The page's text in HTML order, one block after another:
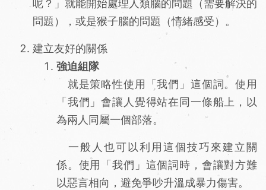
呢？」就能開始處理人類腦的問題（需要解決的
問題），或是猴子腦的問題（情緒感受）。
建立友好的關係
強迫組隊
就是策略性使用「我們」這個詞。使用
「我們」會讓人覺得站在同一條船上，以
為兩人同屬一個部落。
一般人也可以利用這個技巧來建立關
係。使用「我們」這個詞時，會讓對方難
以惡言相向，避免爭吵升溫成暴力傷害。